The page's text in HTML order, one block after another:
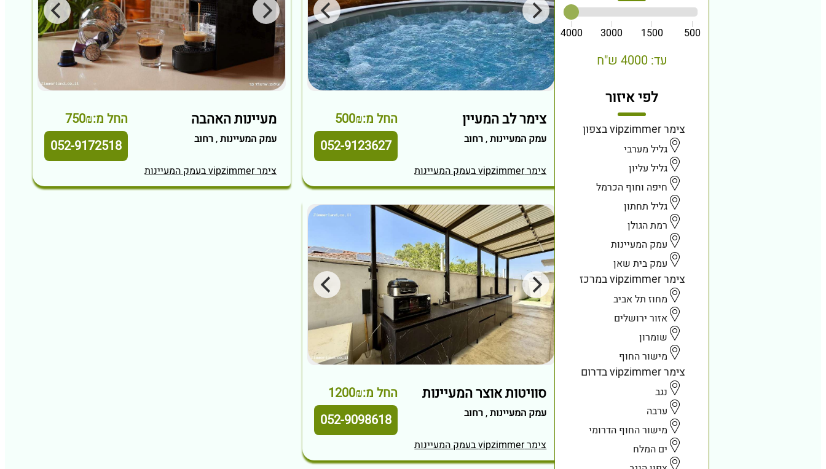
500
1500
3000
4000
עד: 4000 ש"ח
לפי איזור
צימר vipzimmer בצפון
גליל מערבי
גליל עליון
חיפה וחוף הכרמל
גליל תחתון
רמת הגולן
עמק המעיינות
עמק בית שאן
צימר vipzimmer במרכז
מחוז תל אביב
אזור ירושלים
שומרון
מישור החוף
צימר vipzimmer בדרום
נגב
ערבה
מישור החוף הדרומי
ים המלח
צימר לב המעיין החל מ:500₪
עמק המעיינות,רחוב 052-9123627
צימר vipzimmer בעמק המעיינות
מעיינות האהבה החל מ:750₪
עמק המעיינות,רחוב 052-9172518
צימר vipzimmer בעמק המעיינות
סוויטות אוצר המעיינות החל מ:1200₪
עמק המעיינות,רחוב 052-9098618
צימר vipzimmer בעמק המעיינות